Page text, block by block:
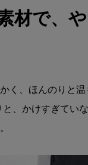
材で、
く、ほんのりと
、かけすぎてい